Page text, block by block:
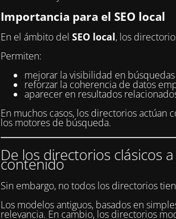
Importancia para el SEO local
En el ámbito del SEO local, los
Permiten:
mejorar la visibilidad en
reforzar la coherencia de datos
aparecer en resultados
En muchos casos, los directorios actúan
los motores de búsqueda.
De los directorios clásicos
contenido
Sin embargo, no todos los directorios
Los modelos antiguos, basados en
relevancia. En cambio, los directorios